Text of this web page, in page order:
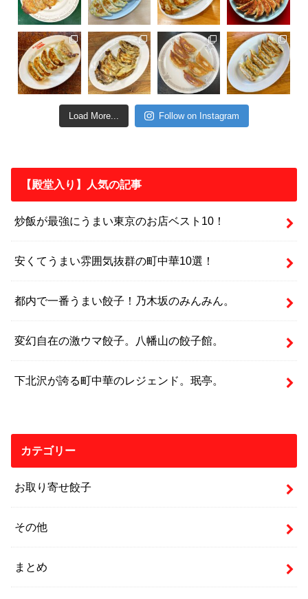
Load More... Follow on Instagram
【殿堂入り】人気の記事
炒飯が最強にうまい東京のお店ベスト10！
安くてうまい雰囲気抜群の町中華10選！
都内で一番うまい餃子！乃木坂のみんみん。
変幻自在の激ウマ餃子。八幡山の餃子館。
下北沢が誇る町中華のレジェンド。珉亭。
カテゴリー
お取り寄せ餃子
その他
まとめ